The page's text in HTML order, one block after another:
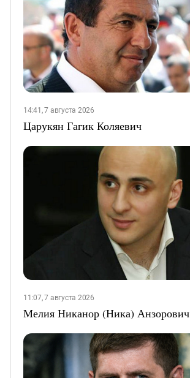
14:41, 7 августа 2026
Царукян Гагик Коляевич
11:07, 7 августа 2026
Мелия Никанор (Ника) Анзорович